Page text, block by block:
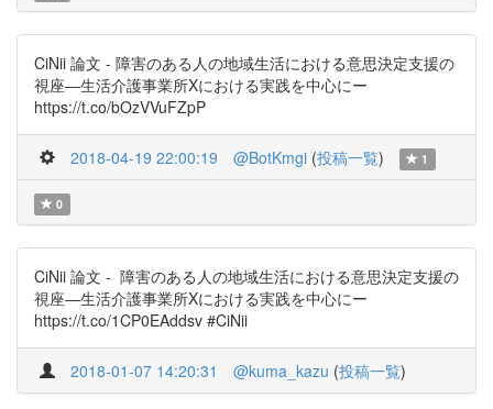
CiNii 論文 - 障害のある人の地域生活における意思決定支援の
視座―生活介護事業所Xにおける実践を中心にー
https://t.co/bOzVVuFZpP
2018-04-19 22:00:19 @BotKmgi (投稿一覧) 1
0
CiNii 論文 - 障害のある人の地域生活における意思決定支援の
視座―生活介護事業所Xにおける実践を中心にー
https://t.co/1CP0EAddsv #CiNii
2018-01-07 14:20:31 @kuma_kazu (投稿一覧)